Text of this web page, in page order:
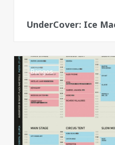
UnderCover: Ice
Bangos